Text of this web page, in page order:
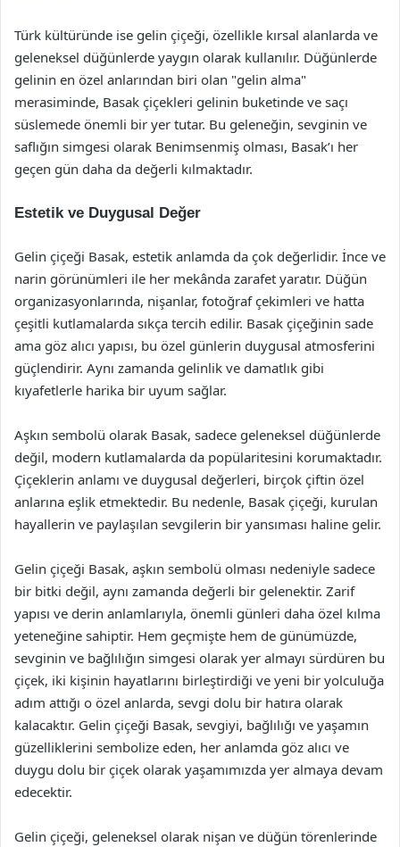
Türk kültüründe ise gelin çiçeği, özellikle kırsal alanlarda ve
geleneksel düğünlerde yaygın olarak kullanılır. Düğünlerde
gelinin en özel anlarından biri olan "gelin alma"
merasiminde, Basak çiçekleri gelinin buketinde ve saçı
süslemede önemli bir yer tutar. Bu geleneğin, sevginin ve
saflığın simgesi olarak Benimsenmiş olması, Basak’ı her
geçen gün daha da değerli kılmaktadır.
Estetik ve Duygusal Değer
Gelin çiçeği Basak, estetik anlamda da çok değerlidir. İnce ve
narin görünümleri ile her mekânda zarafet yaratır. Düğün
organizasyonlarında, nişanlar, fotoğraf çekimleri ve hatta
çeşitli kutlamalarda sıkça tercih edilir. Basak çiçeğinin sade
ama göz alıcı yapısı, bu özel günlerin duygusal atmosferini
güçlendirir. Aynı zamanda gelinlik ve damatlık gibi
kıyafetlerle harika bir uyum sağlar.
Aşkın sembolü olarak Basak, sadece geleneksel düğünlerde
değil, modern kutlamalarda da popülaritesini korumaktadır.
Çiçeklerin anlamı ve duygusal değerleri, birçok çiftin özel
anlarına eşlik etmektedir. Bu nedenle, Basak çiçeği, kurulan
hayallerin ve paylaşılan sevgilerin bir yansıması haline gelir.
Gelin çiçeği Basak, aşkın sembolü olması nedeniyle sadece
bir bitki değil, aynı zamanda değerli bir gelenektir. Zarif
yapısı ve derin anlamlarıyla, önemli günleri daha özel kılma
yeteneğine sahiptir. Hem geçmişte hem de günümüzde,
sevginin ve bağlılığın simgesi olarak yer almayı sürdüren bu
çiçek, iki kişinin hayatlarını birleştirdiği ve yeni bir yolculuğa
adım attığı o özel anlarda, sevgi dolu bir hatıra olarak
kalacaktır. Gelin çiçeği Basak, sevgiyi, bağlılığı ve yaşamın
güzelliklerini sembolize eden, her anlamda göz alıcı ve
duygu dolu bir çiçek olarak yaşamımızda yer almaya devam
edecektir.
Gelin çiçeği, geleneksel olarak nişan ve düğün törenlerinde